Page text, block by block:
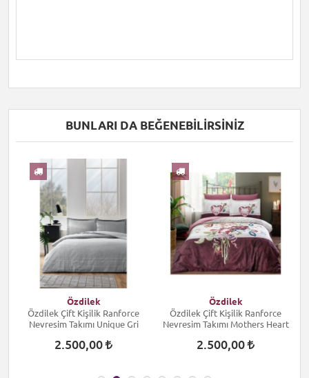
BUNLARI DA BEĞENEBILIRSINIZ
Özdilek
Özdilek Çift Kişilik Ranforce
Nevresim Takımı Unique Gri
2.500,00
Özdilek
Özdilek Çift Kişilik Ranforce
Nevresim Takımı Mothers Heart
2.500,00